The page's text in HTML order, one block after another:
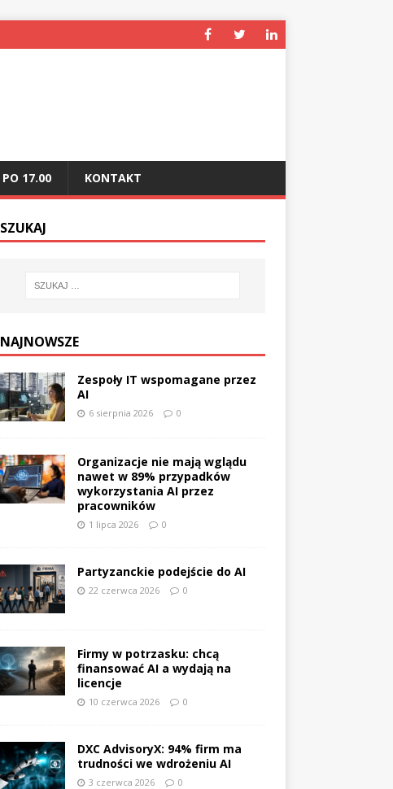
PO 17.00 KONTAKT
SZUKAJ
NAJNOWSZE
Zespoły IT wspomagane przez
AI
6 sierpnia 2026 0
Organizacje nie mają wglądu
nawet w 89% przypadków
wykorzystania AI przez
pracowników
1 lipca 2026 0
Partyzanckie podejście do AI
22 czerwca 2026 0
Firmy w potrzasku: chcą
finansować AI a wydają na
licencje
10 czerwca 2026 0
DXC AdvisoryX: 94% firm ma
trudności we wdrożeniu AI
3 czerwca 2026 0